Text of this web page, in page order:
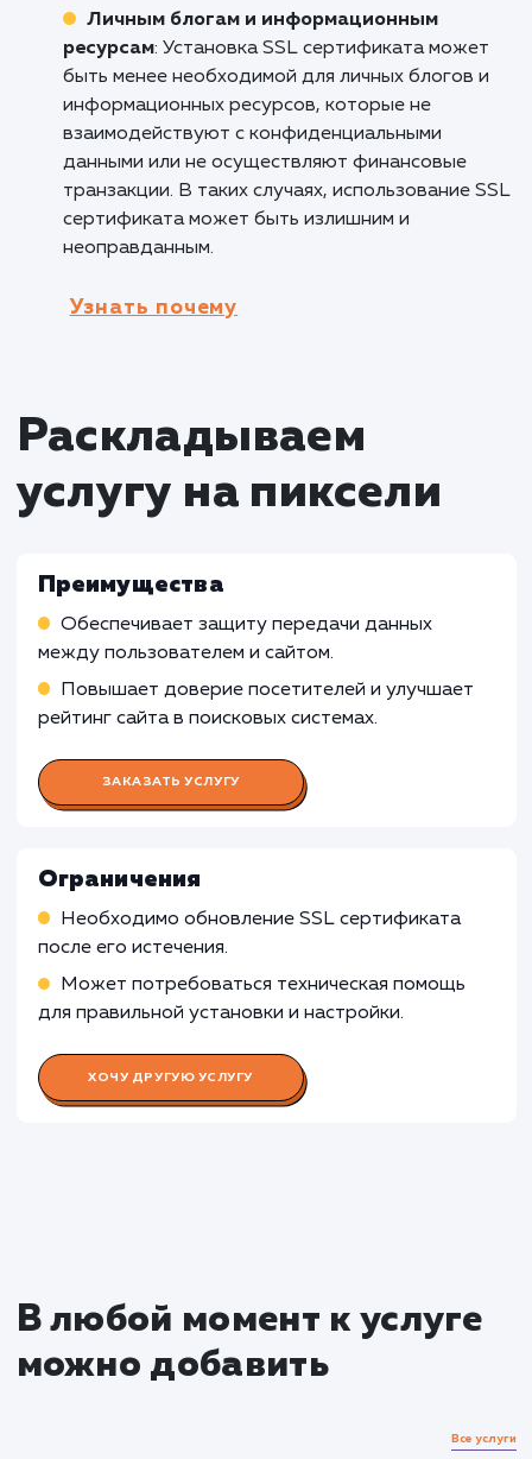
Любой сайт, который собирает личную
информацию посетителей, такую как адреса
электронной почты, пароли, контактные
и другую приватную информацию, может
получить значительные преимущества от
установки SSL сертификата. Это
шифрование передаваемых данных и
несанкционированного доступа к
конфиденциальной информацией
SSL сертификата может быть менее
релевантной для статических сайтов,
случаях, дополнительные меры
могут быть избыточными и неоправданными.
Личным блогам и информационным
ресурсам: Установка SSL сертификата
информационных ресурсов, которые не
взаимодействуют с конфиденциальными
транзакции. В таких случаях, использование
сертификата может быть излишним и
неоправданным.
Узнать почему
Преимущества
Обеспечивает защиту передачи данных
Повышает доверие посетителей и улучшает